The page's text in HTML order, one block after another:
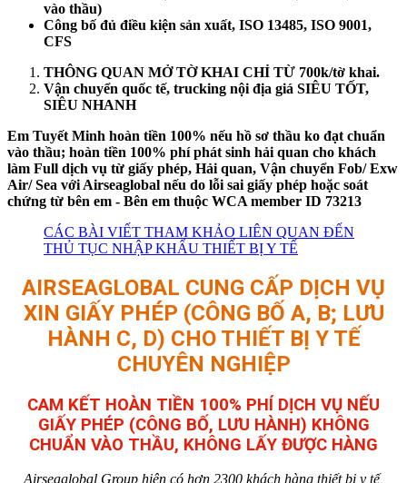
vào thầu)
Công bố đủ điều kiện sản xuất, ISO 13485, ISO 9001,
CFS
THÔNG QUAN MỞ TỜ KHAI CHỈ TỪ 700k/tờ khai.
Vận chuyển quốc tế, trucking nội địa giá SIÊU TỐT,
SIÊU NHANH
Em Tuyết Minh hoàn tiền 100% nếu hồ sơ thầu ko đạt chuẩn
vào thầu; hoàn tiền 100% phí phát sinh hải quan cho khách
làm Full dịch vụ từ giấy phép, Hải quan, Vận chuyển Fob/ Exw
Air/ Sea với Airseaglobal nếu do lỗi sai giấy phép hoặc soát
chứng từ bên em - Bên em thuộc WCA member ID 73213
CÁC BÀI VIẾT THAM KHẢO LIÊN QUAN ĐẾN
THỦ TỤC NHẬP KHẨU THIẾT BỊ Y TẾ
AIRSEAGLOBAL CUNG CẤP DỊCH VỤ
XIN GIẤY PHÉP (CÔNG BỐ A, B; LƯU
HÀNH C, D) CHO THIẾT BỊ Y TẾ
CHUYÊN NGHIỆP
CAM KẾT HOÀN TIỀN 100% PHÍ DỊCH VỤ NẾU
GIẤY PHÉP (CÔNG BỐ, LƯU HÀNH) KHÔNG
CHUẨN VÀO THẦU, KHÔNG LẤY ĐƯỢC HÀNG
Airseaglobal Group hiện có hơn 2300 khách hàng thiết bị y tế,